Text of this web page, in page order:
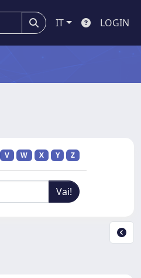
IT LOGIN
V W X Y Z